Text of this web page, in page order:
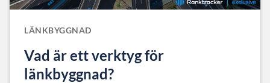
LÄNKBYGGNAD
Vad är ett verktyg för
länkbyggnad?